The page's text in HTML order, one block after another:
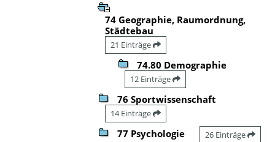
74 Geographie, Raumordnung,
Städtebau
21 Einträge
74.80 Demographie
12 Einträge
76 Sportwissenschaft
14 Einträge
77 Psychologie 26 Einträge